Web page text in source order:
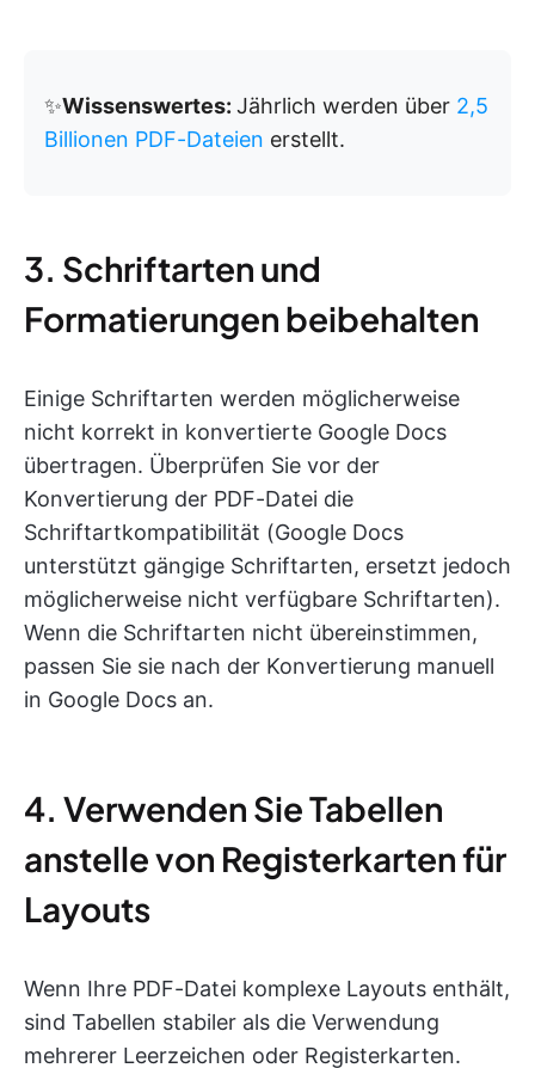
✨Wissenswertes: Jährlich werden über 2,5
Billionen PDF-Dateien erstellt.
3. Schriftarten und
Formatierungen beibehalten
Einige Schriftarten werden möglicherweise
nicht korrekt in konvertierte Google Docs
übertragen. Überprüfen Sie vor der
Konvertierung der PDF-Datei die
Schriftartkompatibilität (Google Docs
unterstützt gängige Schriftarten, ersetzt jedoch
möglicherweise nicht verfügbare Schriftarten).
Wenn die Schriftarten nicht übereinstimmen,
passen Sie sie nach der Konvertierung manuell
in Google Docs an.
4. Verwenden Sie Tabellen
anstelle von Registerkarten für
Layouts
Wenn Ihre PDF-Datei komplexe Layouts enthält,
sind Tabellen stabiler als die Verwendung
mehrerer Leerzeichen oder Registerkarten.